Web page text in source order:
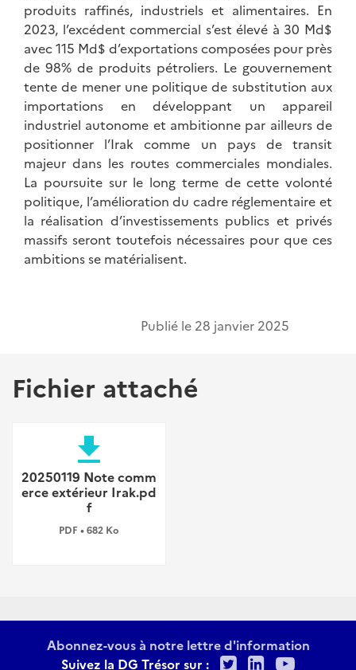
produits raffinés, industriels et alimentaires. En
2023, l’excédent commercial s’est élevé à 30 Md$
avec 115 Md$ d’exportations composées pour près
de 98% de produits pétroliers. Le gouvernement
tente de mener une politique de substitution aux
importations en développant un appareil
industriel autonome et ambitionne par ailleurs de
positionner l’Irak comme un pays de transit
majeur dans les routes commerciales mondiales.
La poursuite sur le long terme de cette volonté
politique, l’amélioration du cadre réglementaire et
la réalisation d’investissements publics et privés
massifs seront toutefois nécessaires pour que ces
ambitions se matérialisent.
Publié le 28 janvier 2025
Fichier attaché
file_download
20250119 Note comm
erce extérieur Irak.pd
f
PDF • 682 Ko
Abonnez-vous à notre lettre d'information
Suivez la DG Trésor sur :
TwitterLinkedIn